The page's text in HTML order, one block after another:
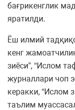
бағрикенглик
яратилди.
Ёш илмий
кенг
зиёси”, “Ислом
журналлари чоп
керакки, “Ислом
таълим